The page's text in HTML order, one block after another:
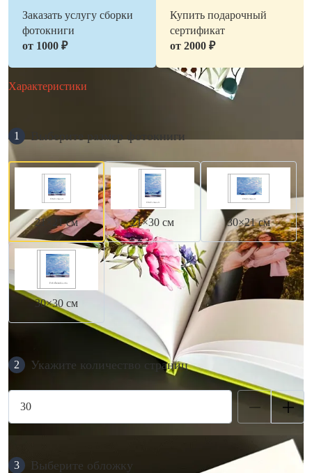
Заказать услугу сборки
фотокниги
от 1000 ₽
Купить подарочный
сертификат
от 2000 ₽
Характеристики
1 Выберите размер фотокниги
21×21 см 21×30 см 30×21 см
30×30 см
2 Укажите количество страниц
3 Выберите обложку